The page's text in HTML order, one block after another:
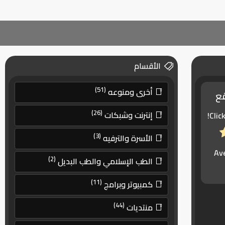
الأقسام
أخرى ومنوعه (51)
إنترنت وشبكات (26)
الأسرة والترفيه (3)
الطب الإسلامي والطب البديل (2)
كمبيوتر وبرامج (11)
منتديات (44)